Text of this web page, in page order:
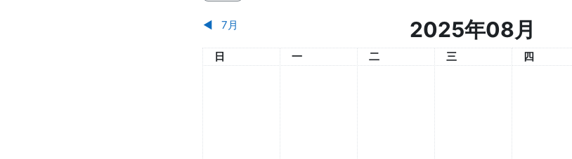
◀︎ 7月 2025年08月
星期日
日 星期一
一 星期二
二 星期三
三 星期四
四